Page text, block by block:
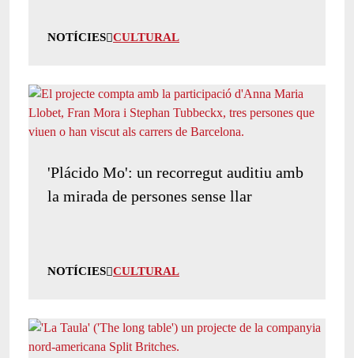
NOTÍCIES CULTURAL
'Plácido Mo': un recorregut auditiu amb
la mirada de persones sense llar
NOTÍCIES CULTURAL